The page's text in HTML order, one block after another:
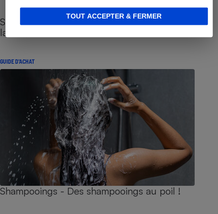
TOUT ACCEPTER & FERMER
Sites de rencontres - Nos conseils pour vous
lancer
GUIDE D'ACHAT
Shampooings - Des shampooings au poil !